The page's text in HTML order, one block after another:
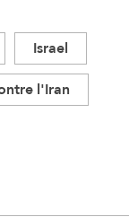
Israel
l'Iran